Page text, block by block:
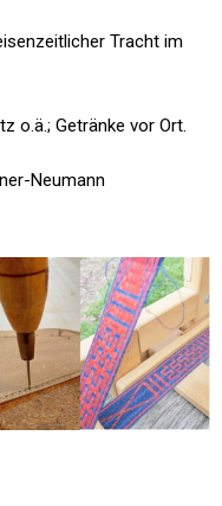
Tracht im
o.ä.; Getränke vor Ort.
Neumann